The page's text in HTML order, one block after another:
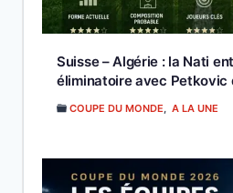
Suisse – Algérie : la Nati
éliminatoire avec Petkovic
COUPE DU MONDE, A LA UNE